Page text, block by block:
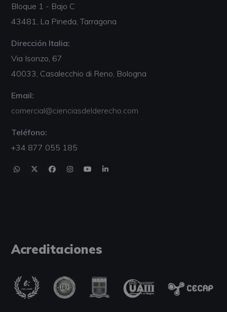
Bloque 1 - Bajo C
43481, La Pineda, Tarragona
Dirección Italia:
Via Isonzo, 67
40033, Casalecchio di Reno, Bologna
Email:
comercial@cienciasdelderecho.com
Teléfono:
+34 877 055 185
Acreditaciones